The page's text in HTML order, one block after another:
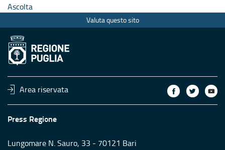
Ascolta
Valuta questo sito
Area riservata
Press Regione
Lungomare N. Sauro, 33 - 70121 Bari